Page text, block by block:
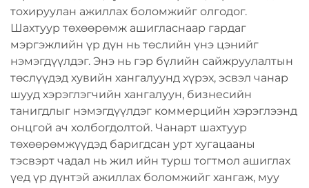
тохируулан ажиллах боломжийг олгодог.
Шахтуур төхөөрөмж ашигласнаар гардаг
мэргэжлийн үр дүн нь төслийн үнэ цэнийг
нэмэгдүүлдэг. Энэ нь гэр бүлийн сайжруулалтын
төслүүдэд хувийн хангалуунд хүрэх, эсвэл чанар
шууд хэрэглэгчийн хангалуун, бизнесийн
танигдлыг нэмэгдүүлдэг коммерцийн хэрэглээнд
онцгой ач холбогдолтой. Чанарт шахтуур
төхөөрөмжүүдэд баригдсан урт хугацааны
тэсвэрт чадал нь жил ийн турш тогтмол ашиглах
үед үр дүнтэй ажиллах боломжийг хангаж, муу